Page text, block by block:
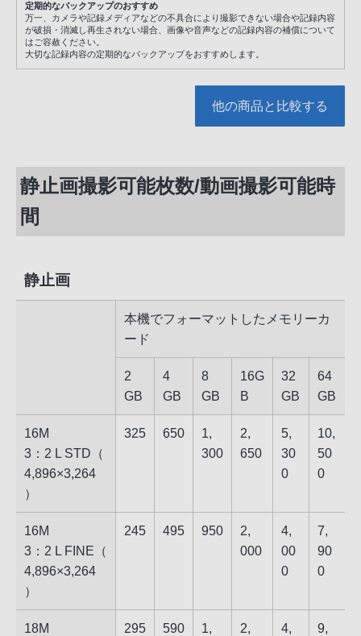
定期的なバックアップのおすすめ
万一、カメラや記録メディアなどの不具合により撮影できない場合や記録内容
が破損・消滅し再生されない場合、画像や音声などの記録内容の補償について
はご容赦ください。
大切な記録内容の定期的なバックアップをおすすめします。
他の商品と比較する
静止画撮影可能枚数/動画撮影可能時
間
静止画
本機でフォーマットしたメモリーカ
ード
2​
GB
4​
GB
8​
GB
16G​
B
32​
GB
64​
GB
16M
3：2 L STD​（​
4,896​×​3,264​
）
325 650
1,​
30​0
2,​
65​0
5,​
30​
0
10,​
50​
0
16M
3：2 L FINE​（​
4,896​×​3,264​
）
245 495 950
2,​
00​0
4,​
00​
0
7,​
90​
0
18M
295 590
1,​
2,​
4,​
9,​